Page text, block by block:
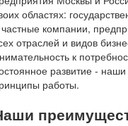
областях:
компании,
отраслей и видов
к
развитие -
работы.